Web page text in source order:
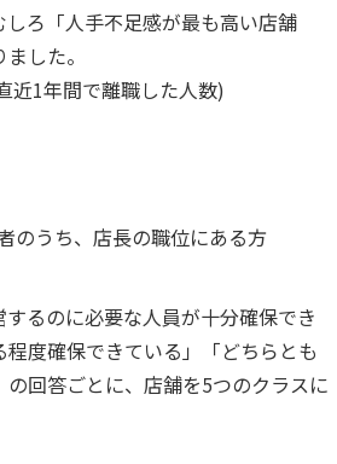
ろ「人手不足感が最も高い店舗
した。
1年間で離職した人数)
のうち、店長の職位にある方
るのに必要な人員が十分確保でき
度確保できている」「どちらとも
回答ごとに、店舗を5つのクラスに